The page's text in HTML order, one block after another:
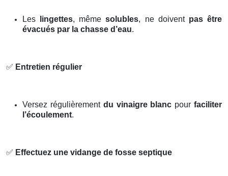
Les lingettes, mêmesolubles, ne doivent pas être
évacués par la chasse d’eau.
✅ Entretien régulier
Versez régulièrement du vinaigre blanc pourfaciliter
l’écoulement.
✅ Effectuez une vidange de fosse septique